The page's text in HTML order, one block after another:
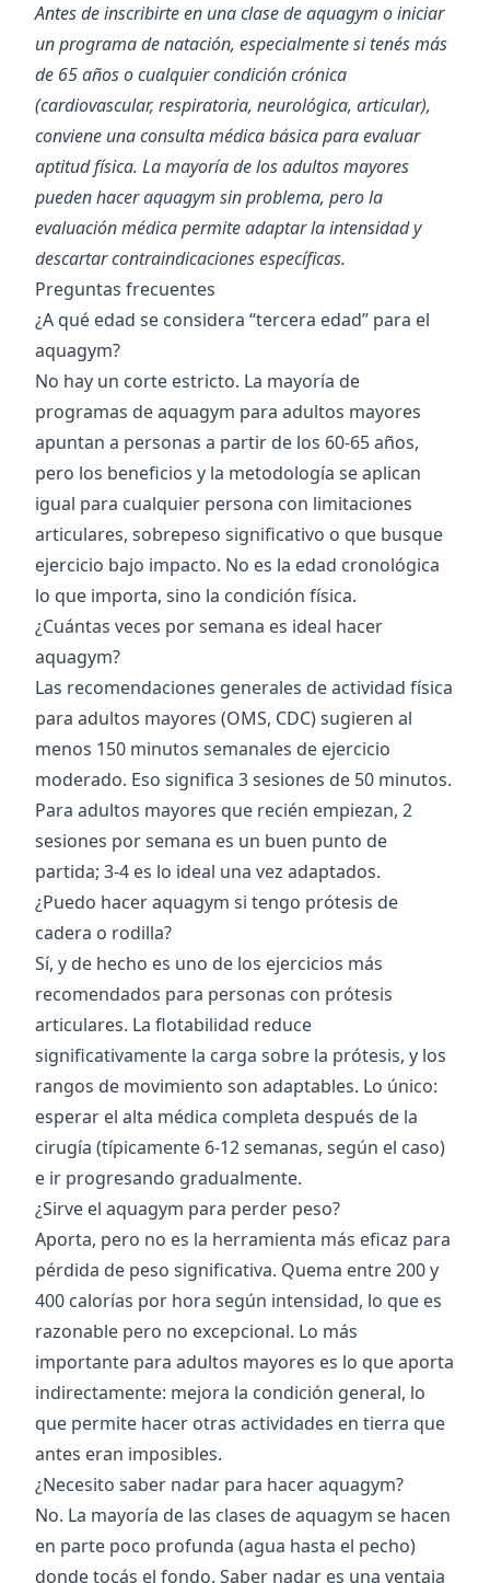
Antes de inscribirte en una clase de aquagym o iniciar
un programa de natación, especialmente si tenés más
de 65 años o cualquier condición crónica
(cardiovascular, respiratoria, neurológica, articular),
conviene una consulta médica básica para evaluar
aptitud física. La mayoría de los adultos mayores
pueden hacer aquagym sin problema, pero la
evaluación médica permite adaptar la intensidad y
descartar contraindicaciones específicas.
Preguntas frecuentes
¿A qué edad se considera “tercera edad” para el
aquagym?
No hay un corte estricto. La mayoría de
programas de aquagym para adultos mayores
apuntan a personas a partir de los 60-65 años,
pero los beneficios y la metodología se aplican
igual para cualquier persona con limitaciones
articulares, sobrepeso significativo o que busque
ejercicio bajo impacto. No es la edad cronológica
lo que importa, sino la condición física.
¿Cuántas veces por semana es ideal hacer
aquagym?
Las recomendaciones generales de actividad física
para adultos mayores (OMS, CDC) sugieren al
menos 150 minutos semanales de ejercicio
moderado. Eso significa 3 sesiones de 50 minutos.
Para adultos mayores que recién empiezan, 2
sesiones por semana es un buen punto de
partida; 3-4 es lo ideal una vez adaptados.
¿Puedo hacer aquagym si tengo prótesis de
cadera o rodilla?
Sí, y de hecho es uno de los ejercicios más
recomendados para personas con prótesis
articulares. La flotabilidad reduce
significativamente la carga sobre la prótesis, y los
rangos de movimiento son adaptables. Lo único:
esperar el alta médica completa después de la
cirugía (típicamente 6-12 semanas, según el caso)
e ir progresando gradualmente.
¿Sirve el aquagym para perder peso?
Aporta, pero no es la herramienta más eficaz para
pérdida de peso significativa. Quema entre 200 y
400 calorías por hora según intensidad, lo que es
razonable pero no excepcional. Lo más
importante para adultos mayores es lo que aporta
indirectamente: mejora la condición general, lo
que permite hacer otras actividades en tierra que
antes eran imposibles.
¿Necesito saber nadar para hacer aquagym?
No. La mayoría de las clases de aquagym se hacen
en parte poco profunda (agua hasta el pecho)
donde tocás el fondo. Saber nadar es una ventaja